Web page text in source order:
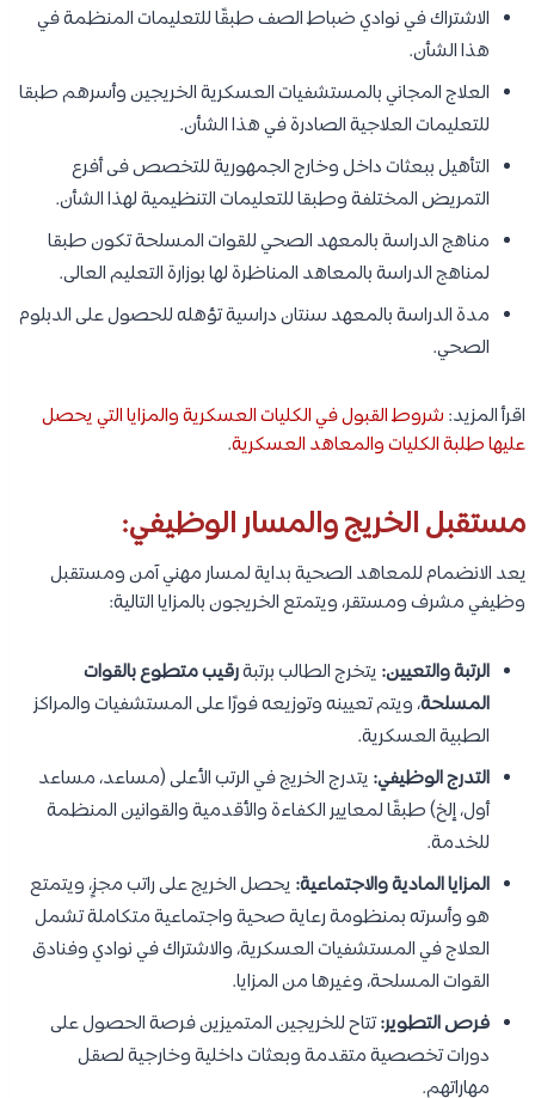
الاشتراك في نوادي ضباط الصف طبقًا للتعليمات المنظمة في
هذا الشأن.
العلاج المجاني بالمستشفيات العسكرية الخريجين وأسرهم طبقا
للتعليمات العلاجية الصادرة في هذا الشأن.
التأهيل ببعثات داخل وخارج الجمهورية للتخصص فى أفرع
التمريض المختلفة وطبقا للتعليمات التنظيمية لهذا الشأن.
مناهج الدراسة بالمعهد الصحي للقوات المسلحة تكون طبقا
لمناهج الدراسة بالمعاهد المناظرة لها بوزارة التعليم العالى.
مدة الدراسة بالمعهد سنتان دراسية تؤهله للحصول على الدبلوم
الصحي.
اقرأ المزيد: شروط القبول في الكليات العسكرية والمزايا التي يحصل
عليها طلبة الكليات والمعاهد العسكرية.
مستقبل الخريج والمسار الوظيفي:
يعد الانضمام للمعاهد الصحية بداية لمسار مهني آمن ومستقبل
وظيفي مشرف ومستقر، ويتمتع الخريجون بالمزايا التالية:
الرتبة والتعيين: يتخرج الطالب برتبةرقيب متطوع بالقوات
المسلحة، ويتم تعيينه وتوزيعه فورًا على المستشفيات والمراكز
الطبية العسكرية.
التدرج الوظيفي: يتدرج الخريج في الرتب الأعلى (مساعد، مساعد
أول، إلخ) طبقًا لمعايير الكفاءة والأقدمية والقوانين المنظمة
للخدمة.
المزايا المادية والاجتماعية: يحصل الخريج على راتب مجزٍ، ويتمتع
هو وأسرته بمنظومة رعاية صحية واجتماعية متكاملة تشمل
العلاج في المستشفيات العسكرية، والاشتراك في نوادي وفنادق
القوات المسلحة، وغيرها من المزايا.
فرص التطوير:تتاح للخريجين المتميزين فرصة الحصول على
دورات تخصصية متقدمة وبعثات داخلية وخارجية لصقل
مهاراتهم.